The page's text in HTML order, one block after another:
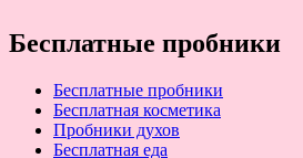
Бесплатные пробники
Бесплатные пробники
Бесплатная косметика
Пробники духов
Бесплатная еда